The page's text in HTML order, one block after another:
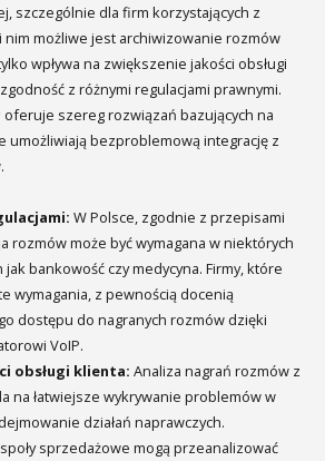
szczególnie dla firm korzystających z
nim możliwe jest archiwizowanie rozmów
wpływa na zwiększenie jakości obsługi
z różnymi regulacjami prawnymi.
oferuje szereg rozwiązań bazujących na
umożliwiają bezproblemową integrację z
W Polsce, zgodnie z przepisami
rozmów może być wymagana w niektórych
bankowość czy medycyna. Firmy, które
wymagania, z pewnością docenią
dostępu do nagranych rozmów dzięki
VoIP.
obsługi klienta: Analiza nagrań rozmów z
na łatwiejsze wykrywanie problemów w
działań naprawczych.
sprzedażowe mogą przeanalizować